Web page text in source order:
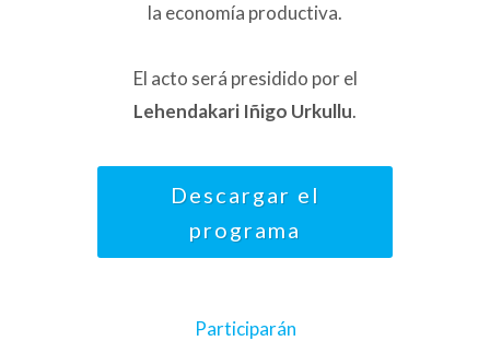
la economía productiva.
El acto será presidido por el
Lehendakari Iñigo Urkullu.
Descargar el
programa
Participarán